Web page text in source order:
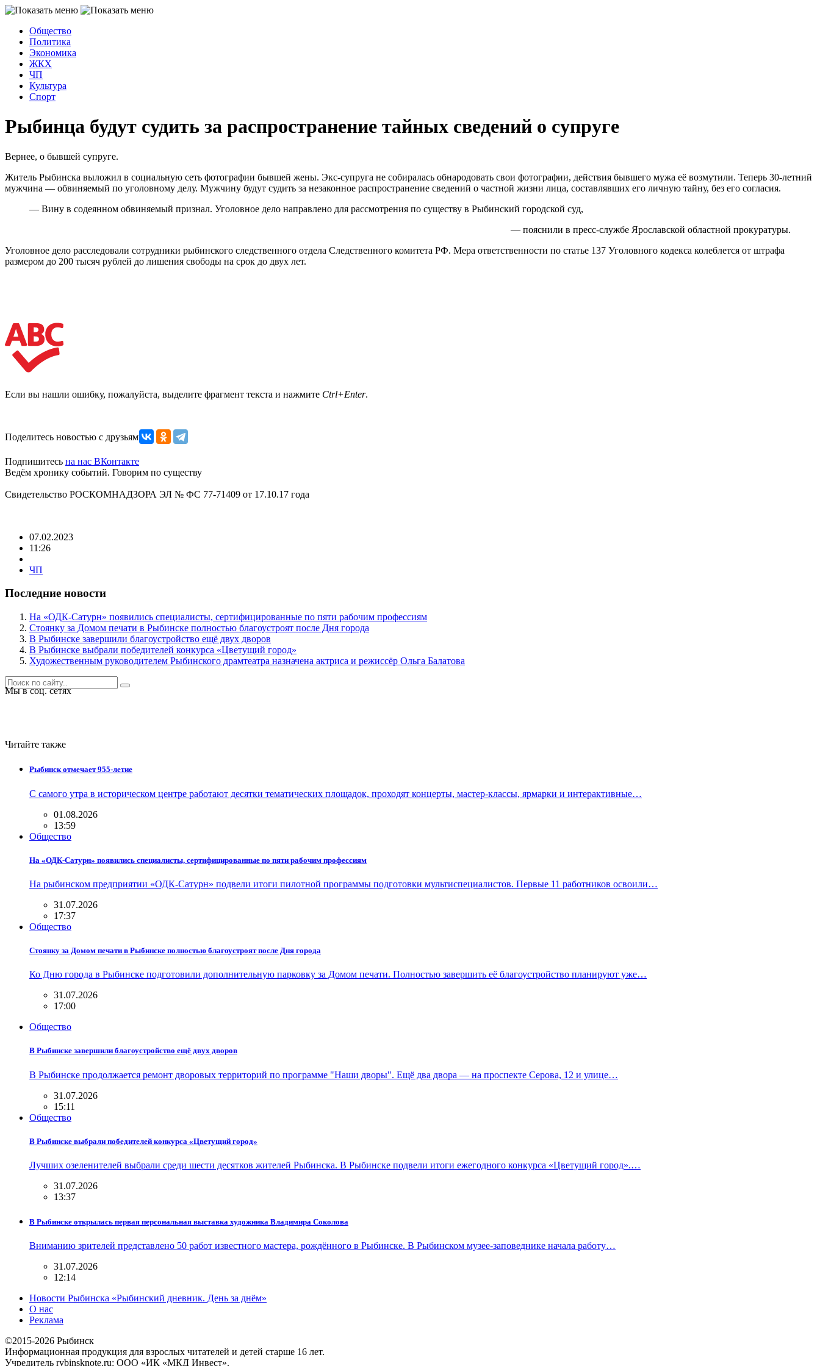
Общество
Политика
Экономика
ЖКХ
ЧП
Культура
Спорт
Рыбинца будут судить за распространение тайных сведений о супруге
Вернее, о бывшей супруге.
Житель Рыбинска выложил в социальную сеть фотографии бывшей жены. Экс-супруга не собиралась обнародовать свои фотографии, действия бывшего мужа её возмутили. Теперь 30-летний
мужчина — обвиняемый по уголовному делу. Мужчину будут судить за незаконное распространение сведений о частной жизни лица, составлявших его личную тайну, без его согласия.
— Вину в содеянном обвиняемый признал. Уголовное дело направлено для рассмотрения по существу в Рыбинский городской суд,
— пояснили в пресс-службе Ярославской областной прокуратуры.
Уголовное дело расследовали сотрудники рыбинского следственного отдела Следственного комитета РФ. Мера ответственности по статье 137 Уголовного кодекса колеблется от штрафа
размером до 200 тысяч рублей до лишения свободы на срок до двух лет.
Если вы нашли ошибку, пожалуйста, выделите фрагмент текста и нажмите Ctrl+Enter.
Поделитесь новостью с друзьями
Подпишитесь на нас ВКонтакте
Ведём хронику событий. Говорим по существу
Свидетельство РОСКОМНАДЗОРА ЭЛ № ФС 77-71409 от 17.10.17 года
07.02.2023
11:26
ЧП
Последние новости
На «ОДК-Сатурн» появились специалисты, сертифицированные по пяти рабочим профессиям
Стоянку за Домом печати в Рыбинске полностью благоустроят после Дня города
В Рыбинске завершили благоустройство ещё двух дворов
В Рыбинске выбрали победителей конкурса «Цветущий город»
Художественным руководителем Рыбинского драмтеатра назначена актриса и режиссёр Ольга Балатова
Мы в соц. сетях
Читайте также
Рыбинск отмечает 955-летие
С самого утра в историческом центре работают десятки тематических площадок, проходят концерты, мастер-классы, ярмарки и интерактивные…
01.08.2026
13:59
Общество
На «ОДК-Сатурн» появились специалисты, сертифицированные по пяти рабочим профессиям
На рыбинском предприятии «ОДК-Сатурн» подвели итоги пилотной программы подготовки мультиспециалистов. Первые 11 работников освоили…
31.07.2026
17:37
Общество
Стоянку за Домом печати в Рыбинске полностью благоустроят после Дня города
Ко Дню города в Рыбинске подготовили дополнительную парковку за Домом печати. Полностью завершить её благоустройство планируют уже…
31.07.2026
17:00
Общество
В Рыбинске завершили благоустройство ещё двух дворов
В Рыбинске продолжается ремонт дворовых территорий по программе "Наши дворы". Ещё два двора — на проспекте Серова, 12 и улице…
31.07.2026
15:11
Общество
В Рыбинске выбрали победителей конкурса «Цветущий город»
Лучших озеленителей выбрали среди шести десятков жителей Рыбинска. В Рыбинске подвели итоги ежегодного конкурса «Цветущий город».…
31.07.2026
13:37
В Рыбинске открылась первая персональная выставка художника Владимира Соколова
Вниманию зрителей представлено 50 работ известного мастера, рождённого в Рыбинске. В Рыбинском музее-заповеднике начала работу…
31.07.2026
12:14
Новости Рыбинска «Рыбинский дневник. День за днём»
О нас
Реклама
©2015-2026 Рыбинск
Информационная продукция для взрослых читателей и детей старше 16 лет.
Учредитель rybinsknote.ru: ООО «ИК «МКД Инвест».